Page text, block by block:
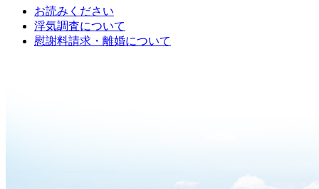
お読みください
浮気調査について
慰謝料請求・離婚について